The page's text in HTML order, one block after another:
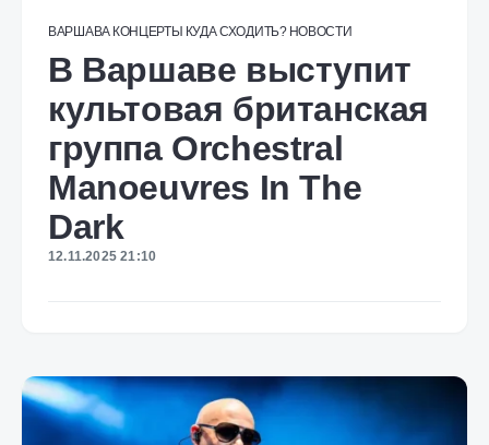
ВАРШАВА КОНЦЕРТЫ КУДА СХОДИТЬ? НОВОСТИ
В Варшаве выступит
культовая британская
группа Orchestral
Manoeuvres In The
Dark
12.11.2025 21:10